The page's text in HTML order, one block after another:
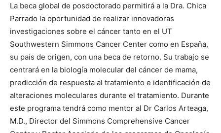
La beca global de posdoctorado permitirá a la Dra. Chica
Parrado la oportunidad de realizar innovadoras
investigaciones sobre el cáncer tanto en el UT
Southwestern Simmons Cancer Center como en España,
su país de origen, con una beca de retorno. Su trabajo se
centrará en la biología molecular del cáncer de mama,
predicción de respuesta al tratamiento e identificación de
alteraciones moleculares durante el tratamiento. Durante
este programa tendrá como mentor al Dr Carlos Arteaga,
M.D., Director del Simmons Comprehensive Cancer